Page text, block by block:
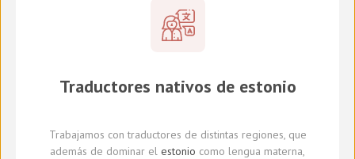
Traductores nativos deestonio
Trabajamos con traductores de distintas regiones, que
además de dominar el estonio como lengua materna,